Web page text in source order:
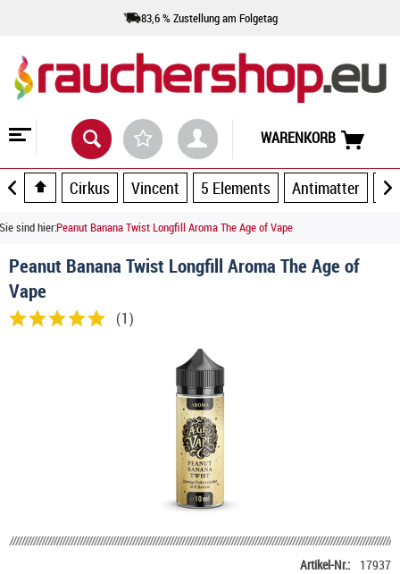
83,6 % Zustellung am Folgetag
WARENKORB
Cirkus Vincent 5 Elements Antimatter
Sie sind hier:Peanut Banana Twist Longfill Aroma The Age of Vape
Peanut Banana Twist Longfill Aroma The Age of
Vape
(1)
Artikel-Nr.: 17937